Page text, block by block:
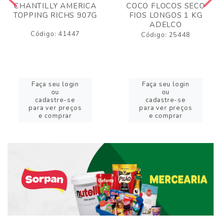
CHANTILLY AMERICA
TOPPING RICHS 907G
Código: 41447
Faça seu login
ou
cadastre-se
para ver preços
e comprar
COCO FLOCOS SECO
FIOS LONGOS 1 KG
ADELCO
Código: 25448
Faça seu login
ou
cadastre-se
para ver preços
e comprar